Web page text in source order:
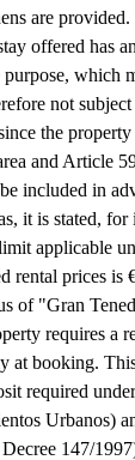
are
offered has
which
not
the property
and Article
included in
it is stated,
applicable
rental prices is
of "Gran
requires a
at booking.
required
Urbanos)
147/